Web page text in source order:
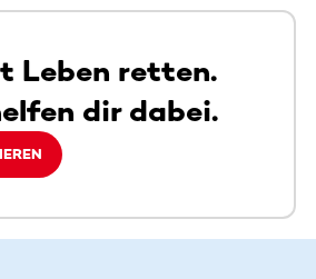
Leben retten.
dir dabei.